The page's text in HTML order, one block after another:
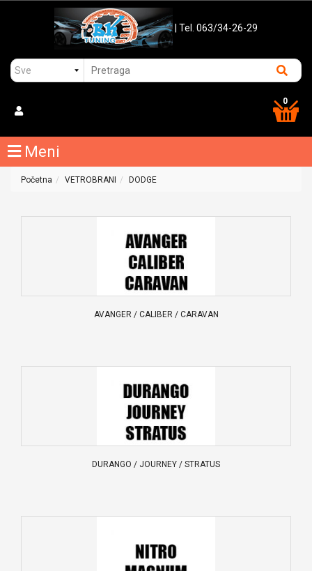
| Tel. 063/34-26-29
0
Meni
Početna VETROBRANI DODGE
AVANGER / CALIBER / CARAVAN
DURANGO / JOURNEY / STRATUS